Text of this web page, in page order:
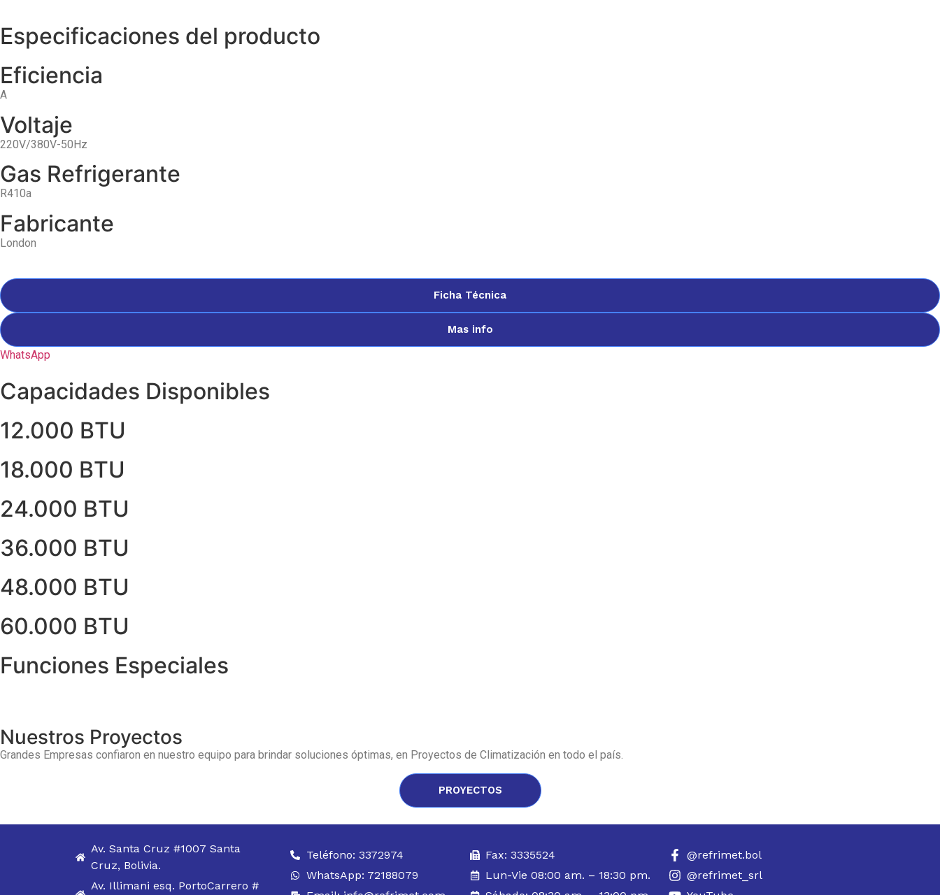
Especificaciones del producto
Eficiencia
A
Voltaje
220V/380V-50Hz
Gas Refrigerante
R410a
Fabricante
London
Ficha Técnica
Mas info
WhatsApp
Capacidades Disponibles
12.000 BTU
18.000 BTU
24.000 BTU
36.000 BTU
48.000 BTU
60.000 BTU
Funciones Especiales
Nuestros Proyectos
Grandes Empresas confiaron en nuestro equipo para brindar soluciones óptimas, en Proyectos de Climatización en todo el país.
PROYECTOS
Av. Santa Cruz #1007 Santa
Cruz, Bolivia.
Av. Illimani esq. PortoCarrero #
Teléfono: 3372974
WhatsApp: 72188079
Fax: 3335524
Lun-Vie 08:00 am. – 18:30 pm.
@refrimet.bol
@refrimet_srl